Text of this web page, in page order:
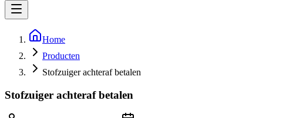
Home
Producten
Stofzuiger achteraf betalen
Stofzuiger achteraf betalen